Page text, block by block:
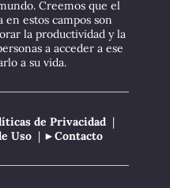
Creemos que el
estos campos son
la productividad y la
a acceder a ese
a su vida.
de Privacidad |
Uso | ►Contacto